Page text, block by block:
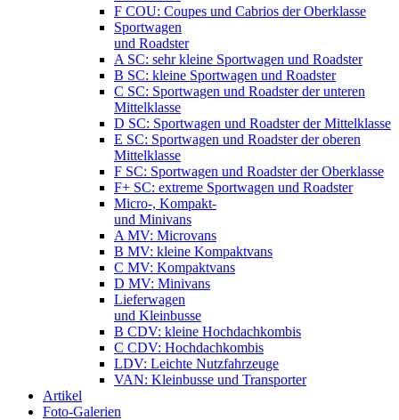
F COU: Coupes und Cabrios der Oberklasse
Sportwagen
und Roadster
A SC: sehr kleine Sportwagen und Roadster
B SC: kleine Sportwagen und Roadster
C SC: Sportwagen und Roadster der unteren
Mittelklasse
D SC: Sportwagen und Roadster der Mittelklasse
E SC: Sportwagen und Roadster der oberen
Mittelklasse
F SC: Sportwagen und Roadster der Oberklasse
F+ SC: extreme Sportwagen und Roadster
Micro-, Kompakt-
und Minivans
A MV: Microvans
B MV: kleine Kompaktvans
C MV: Kompaktvans
D MV: Minivans
Lieferwagen
und Kleinbusse
B CDV: kleine Hochdachkombis
C CDV: Hochdachkombis
LDV: Leichte Nutzfahrzeuge
VAN: Kleinbusse und Transporter
Artikel
Foto-Galerien